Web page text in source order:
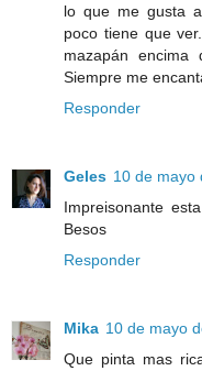
lo que me gusta
poco tiene que
mazapán
Siempre me
Responder
Geles 10 de mayo
Impreisonante
Besos
Responder
Mika 10 de mayo
Que pinta mas